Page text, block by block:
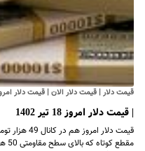
قیمت دلار | قیمت دلار الان | قیمت دلار
| قیمت دلار امروز 18 تیر 1402
قیمت دلار